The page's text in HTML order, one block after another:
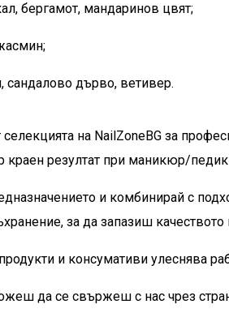
бергамот, мандаринов цвят;
сандалово дърво, ветивер.
селекцията на NailZoneBG за
краен резултат при маникюр/
и комбинирай с
за да запазиш качеството
и консумативи улеснява
да се свържеш с нас чрез